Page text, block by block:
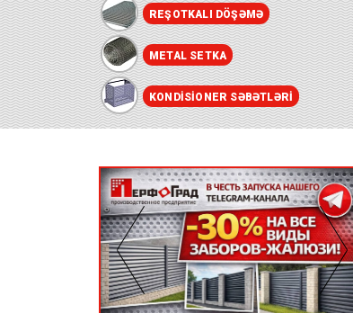
REŞOTKALI DÖŞƏMƏ
METAL SETKA
KONDISIONER SƏBƏTLƏRI